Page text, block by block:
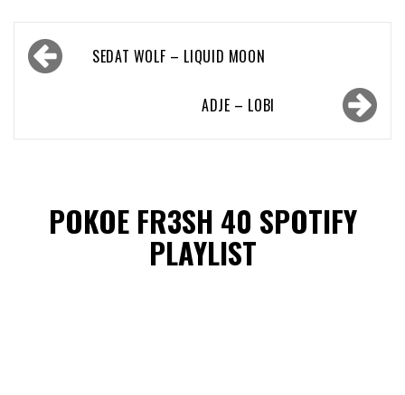
Bericht
navigatieSEDAT WOLF – LIQUID MOON
ADJE – LOBI
POKOE FR3SH 40 SPOTIFY
PLAYLIST